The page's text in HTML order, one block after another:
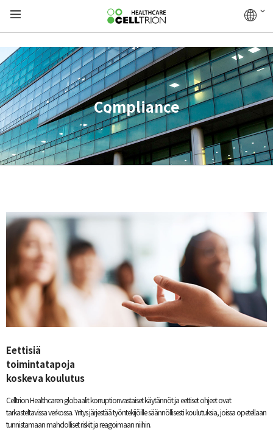
Compliance
Eettisiä
toimintatapoja
koskeva koulutus
Celltrion Healthcaren globaalit korruptionvastaiset käytännöt ja eettiset ohjeet ovat
tarkasteltavissa verkossa. Yritys järjestää työntekijöille säännöllisesti koulutuksia, joissa opetellaan
tunnistamaan mahdolliset riskit ja reagoimaan niihin.